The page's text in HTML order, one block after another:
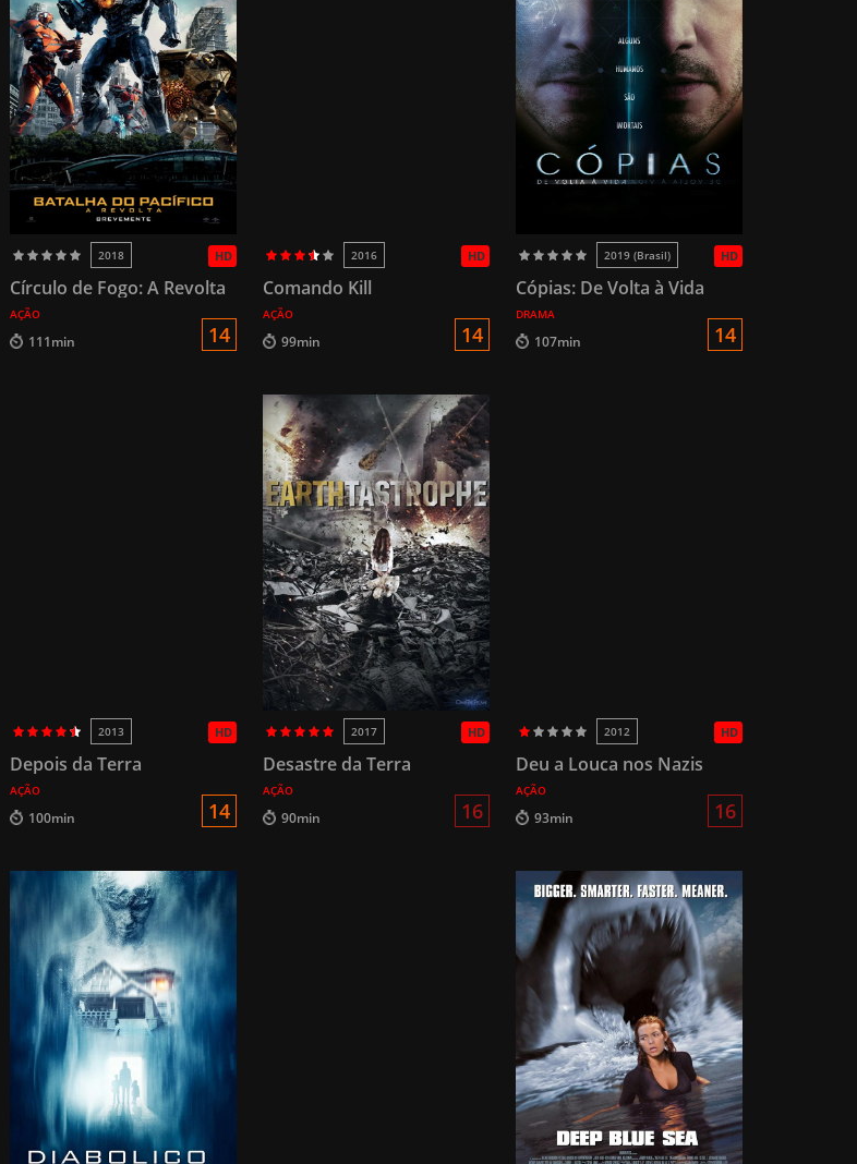
HD
2018
Círculo de Fogo: A Revolta
AÇÃO
111min 14
HD
2016
Comando Kill
AÇÃO
99min 14
HD
2019 (Brasil)
Cópias: De Volta à Vida
DRAMA
107min 14
HD
2013
Depois da Terra
AÇÃO
100min 14
HD
2017
Desastre da Terra
AÇÃO
90min 16
HD
2012
Deu a Louca nos Nazis
AÇÃO
93min 16